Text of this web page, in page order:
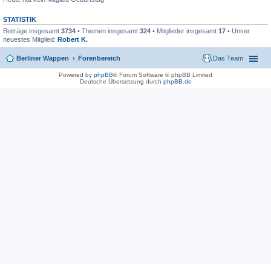
STATISTIK
Beiträge insgesamt 3734 • Themen insgesamt 324 • Mitglieder insgesamt 17 • Unser
neuestes Mitglied: Robert K.
Berliner Wappen Forenbereich Das Team
Powered by phpBB® Forum Software © phpBB Limited
Deutsche Übersetzung durch phpBB.de